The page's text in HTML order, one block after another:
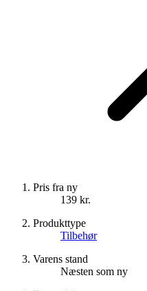
Pris fra ny
139 kr.
Produkttype
Tilbehør
Varens stand
Næsten som ny